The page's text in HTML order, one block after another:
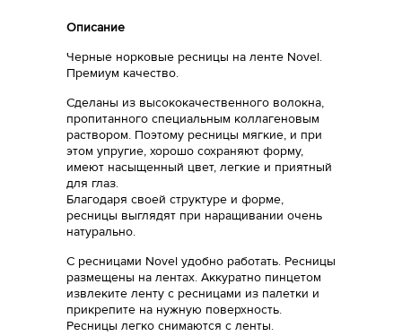
Описание
Черные норковые ресницы на ленте Novel.
Премиум качество.
Сделаны из высококачественного волокна,
пропитанного специальным коллагеновым
раствором. Поэтому ресницы мягкие, и при
этом упругие, хорошо сохраняют форму,
имеют насыщенный цвет, легкие и приятный
для глаз.
Благодаря своей структуре и форме,
ресницы выглядят при наращивании очень
натурально.
С ресницами Novel удобно работать. Ресницы
размещены на лентах. Аккуратно пинцетом
извлеките ленту с ресницами из палетки и
прикрепите на нужную поверхность.
Ресницы легко снимаются с ленты.